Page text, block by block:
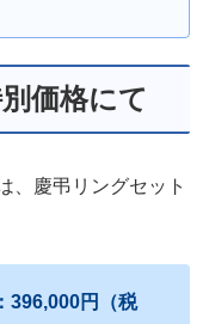
価格にて
、慶弔リングセット
396,000円（税